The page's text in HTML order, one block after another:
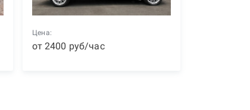
Цена:
от 2400 руб/час